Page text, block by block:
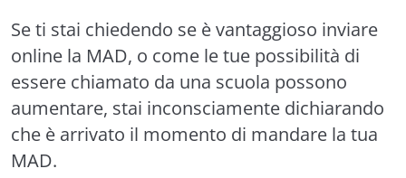
Se ti stai chiedendo se è vantaggioso inviare
online la MAD, o come le tue possibilità di
essere chiamato da una scuola possono
aumentare, stai inconsciamente dichiarando
che è arrivato il momento di mandare la tua
MAD.